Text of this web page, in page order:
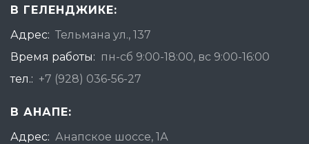
В ГЕЛЕНДЖИКЕ:
Адрес: Тельмана ул., 137
Время работы: пн-сб 9:00-18:00, вс 9:00-16:00
тел.: +7 (928) 036-56-27
В АНАПЕ:
Адрес: Анапское шоссе, 1А